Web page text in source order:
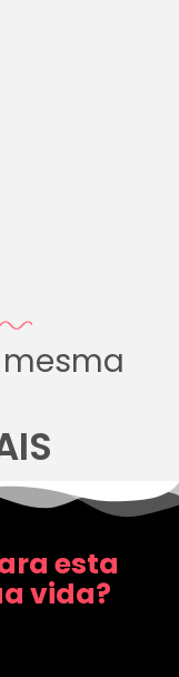
esta
vida?